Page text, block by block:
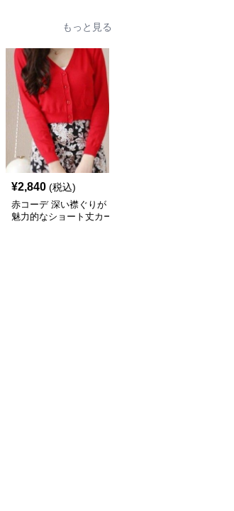
もっと見る
¥2,840 (税込)
赤コーデ 深い襟ぐりが
魅力的なショート丈カー